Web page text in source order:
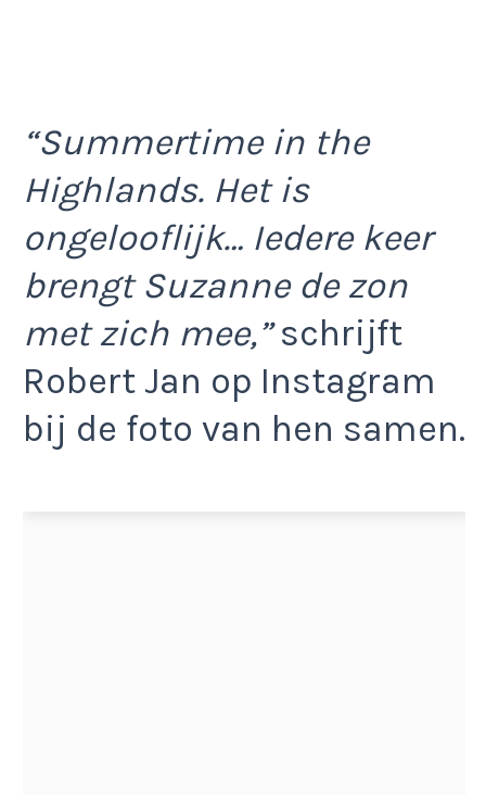
“Summertime in the
Highlands. Het is
ongelooflijk… Iedere keer
brengt Suzanne de zon
met zich mee,”schrijft
Robert Jan op Instagram
bij de foto van hen samen.